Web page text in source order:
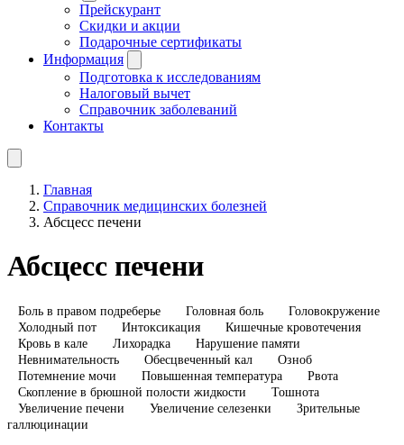
Прейскурант
Скидки и акции
Подарочные сертификаты
Информация
Подготовка к исследованиям
Налоговый вычет
Справочник заболеваний
Контакты
Главная
Справочник медицинских болезней
Абсцесс печени
Абсцесс печени
Боль в правом подреберье Головная боль
Головокружение
Холодный пот
Интоксикация
Кишечные кровотечения
Кровь в кале
Лихорадка
Нарушение памяти
Невнимательность
Обесцвеченный кал
Озноб
Потемнение мочи
Повышенная температура
Рвота
Скопление в брюшной полости жидкости
Тошнота
Увеличение печени
Увеличение селезенки
Зрительные
галлюцинации